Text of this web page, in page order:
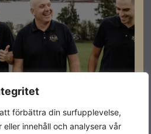
förbättra din surfupplevelse,
eller innehåll och analysera vår
178 × 387 × 425 mm
178
387
NEJ
14